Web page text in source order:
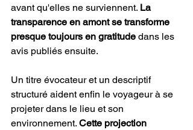
avant qu'elles ne surviennent. La
transparence en amont se transforme
presque toujours en gratitude dans les
avis publiés ensuite.
Un titre évocateur et un descriptif
structuré aident enfin le voyageur à se
projeter dans le lieu et son
environnement. Cette projection